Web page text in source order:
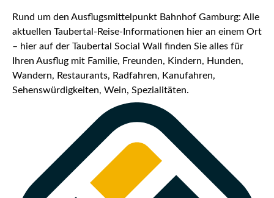
Rund um den Ausflugsmittelpunkt Bahnhof Gamburg: Alle
aktuellen Taubertal-Reise-Informationen hier an einem Ort
– hier auf der Taubertal Social Wall finden Sie alles für
Ihren Ausflug mit Familie, Freunden, Kindern, Hunden,
Wandern, Restaurants, Radfahren, Kanufahren,
Sehenswürdigkeiten, Wein, Spezialitäten.